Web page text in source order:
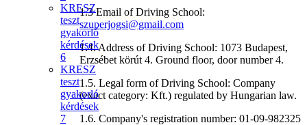
1.3 Email of Driving School:
szuperjogsi@gmail.com
1.4. Address of Driving School: 1073 Budapest,
Erzsébet körút 4. Ground floor, door number 4.
1.5. Legal form of Driving School: Company
(exact category: Kft.) regulated by Hungarian law.
1.6. Company's registration number: 01-09-982325
KRESZ
teszt
gyakorló
kérdések
6
KRESZ
teszt
gyakorló
kérdések
7